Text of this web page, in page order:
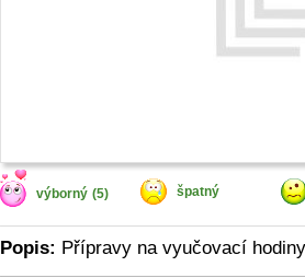
výborný (5) špatný
Popis: Přípravy na vyučovací